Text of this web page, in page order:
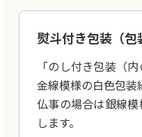
熨斗付き包装（包
「のし付き包装（
金線模様の白色包装
仏事の場合は銀線
します。